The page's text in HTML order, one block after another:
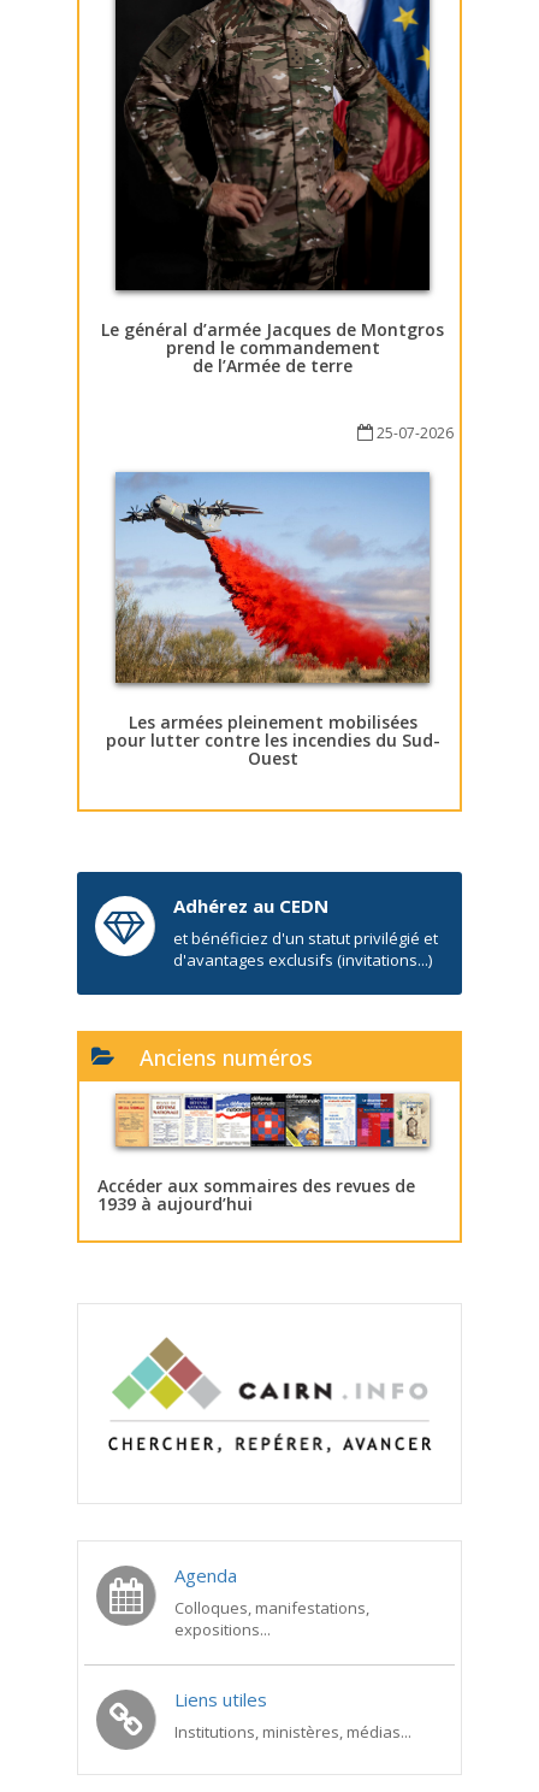
Le général d’armée Jacques de Montgros
prend le commandement
de l’Armée de terre
25-07-2026
Les armées pleinement mobilisées
pour lutter contre les incendies du Sud-
Ouest
Adhérez au CEDN
et bénéficiez d'un statut privilégié et
d'avantages exclusifs (invitations...)
Anciens numéros
Accéder aux sommaires des revues de
1939 à aujourd’hui
Agenda
Colloques, manifestations,
expositions...
Liens utiles
Institutions, ministères, médias...